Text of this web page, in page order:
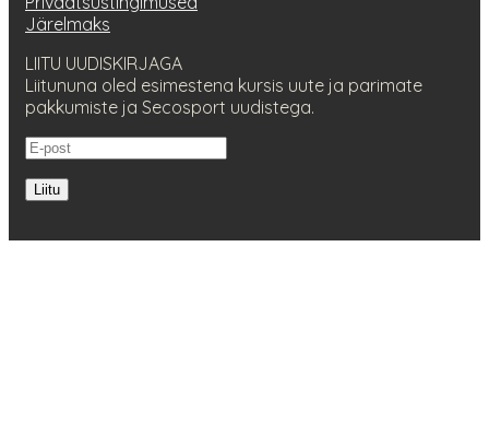
Järelmaks
LIITU UUDISKIRJAGA
Liitununa oled esimestena kursis uute ja parimate
pakkumiste ja Secosport uudistega.
Liitu